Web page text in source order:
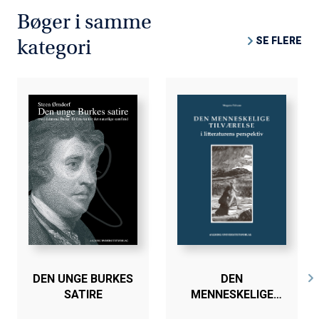
Henrik Jøker Bjerre) og Det ækle, Akademisk Forlag
2017 (red.). Internationale forskningsbidrag til antologier
på Bloomsbury (Analyzing the Cultural Unconscious,
2020) og Duke University Press (Repeating iek, 2015).
Bøger i samme
kategori
SE FLERE
DEN UNGE BURKES
SATIRE
DEN
MENNESKELIGE